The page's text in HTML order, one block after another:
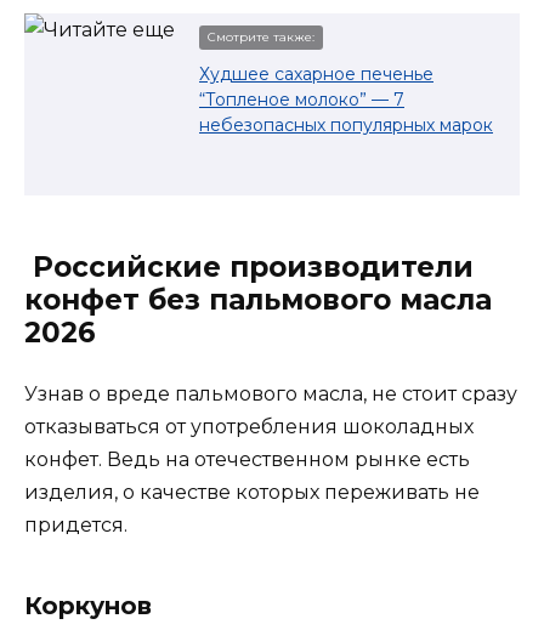
Смотрите также:
Худшее сахарное печенье
“Топленое молоко” — 7
небезопасных популярных марок
Российские производители
конфет без пальмового масла
2026
Узнав о вреде пальмового масла, не стоит сразу
отказываться от употребления шоколадных
конфет. Ведь на отечественном рынке есть
изделия, о качестве которых переживать не
придется.
Коркунов